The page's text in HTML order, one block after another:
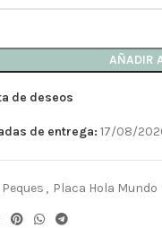
AÑADIR
de deseos
de entrega: 17/08/
, Placa Hola Mundo